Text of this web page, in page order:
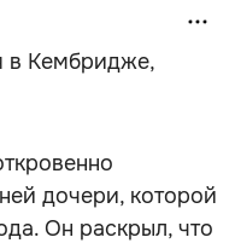
в Кембридже,
дочери, которой
Он раскрыл, что